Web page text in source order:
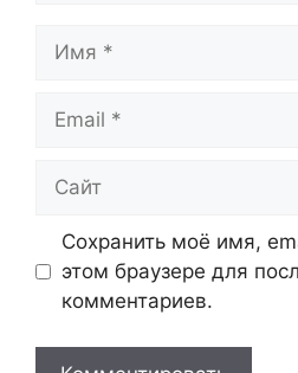
Имя
Email
Сайт
Сохранить моё имя,
этом браузере для
комментариев.